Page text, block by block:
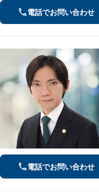
電話でお問い合わせ
電話でお問い合わせ